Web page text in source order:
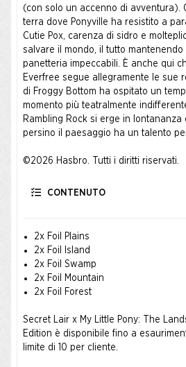
(con solo un accenno di avventura).
terra dove Ponyville ha resistito a
Cutie Pox, carenza di sidro e
salvare il mondo, il tutto
panetteria impeccabili. È anche qui
Everfree segue allegramente le sue
di Froggy Bottom ha ospitato un
momento più teatralmente
Rambling Rock si erge in
persino il paesaggio ha un talento
©2026 Hasbro. Tutti i diritti riservati.
CONTENUTO
2x Foil Plains
2x Foil Island
2x Foil Swamp
2x Foil Mountain
2x Foil Forest
Secret Lair x My Little Pony: The
Edition è disponibile fino a
limite di 10 per cliente.